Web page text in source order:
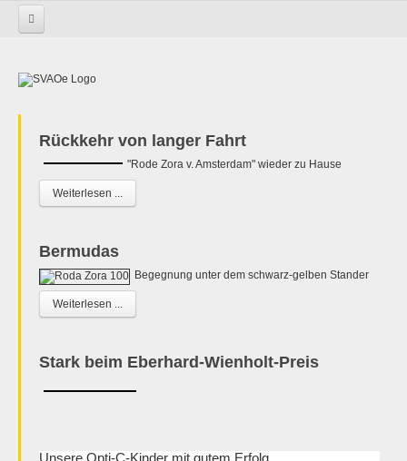
Rückkehr von langer Fahrt
"Rode Zora v. Amsterdam" wieder zu Hause
Weiterlesen ...
Bermudas
Begegnung unter dem schwarz-gelben Stander
Weiterlesen ...
Stark beim Eberhard-Wienholt-Preis
Unsere Opti-C-Kinder mit gutem Erfolg